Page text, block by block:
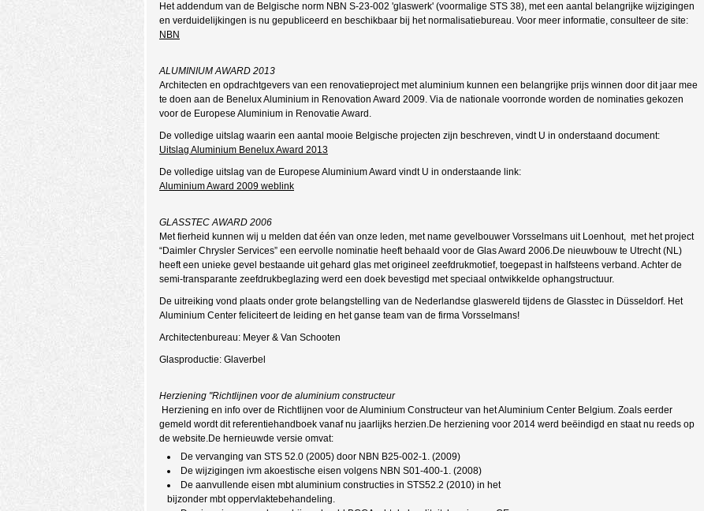
Het addendum van de Belgische norm NBN S-23-002 'glaswerk' (voormalige STS 38), met een aantal belangrijke wijzigingen
en verduidelijkingen is nu gepubliceerd en beschikbaar bij het normalisatiebureau. Voor meer informatie, consulteer de site:
NBN
ALUMINIUM AWARD 2013
Architecten en opdrachtgevers van een renovatieproject met aluminium kunnen een belangrijke prijs winnen door dit jaar mee
te doen aan de Benelux Aluminium in Renovation Award 2009. Via de nationale voorronde worden de nominaties gekozen
voor de Europese Aluminium in Renovatie Award.
De volledige uitslag waarin een aantal mooie Belgische projecten zijn beschreven, vindt U in onderstaand document:
Uitslag Aluminium Benelux Award 2013
De volledige uitslag van de Europese Aluminium Award vindt U in onderstaande link:
Aluminium Award 2009 weblink
GLASSTEC AWARD 2006
Met fierheid kunnen wij u melden dat één van onze leden, met name gevelbouwer Vorsselmans uit Loenhout, met het project
“Daimler Chrysler Services” een eervolle nominatie heeft behaald voor de Glas Award 2006.De nieuwbouw te Utrecht (NL)
heeft een unieke gevel bestaande uit gehard glas met origineel zeefdrukmotief, toegepast in halfsteens verband. Achter de
semi-transparante zeefdrukbeglazing werd een doek bevestigd met speciaal ontwikkelde ophangstructuur.
De uitreiking vond plaats onder grote belangstelling van de Nederlandse glaswereld tijdens de Glasstec in Düsseldorf. Het
Aluminium Center feliciteert de leiding en het ganse team van de firma Vorsselmans!
Architectenbureau: Meyer & Van Schooten
Glasproductie: Glaverbel
Herziening "Richtlijnen voor de aluminium constructeur
Herziening en info over de Richtlijnen voor de Aluminium Constructeur van het Aluminium Center Belgium. Zoals eerder
gemeld wordt dit referentiehandboek vanaf nu jaarlijks herzien.De herziening voor 2014 werd beëindigd en staat nu reeds op
de website.De hernieuwde versie omvat:
De vervanging van STS 52.0 (2005) door NBN B25-002-1. (2009)
De wijzigingen ivm akoestische eisen volgens NBN S01-400-1. (2008)
De aanvullende eisen mbt aluminium constructies in STS52.2 (2010) in het
bijzonder mbt oppervlaktebehandeling.